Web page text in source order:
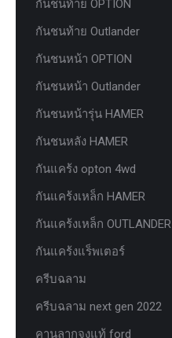
กันชนท้าย OPTION
กันชนท้าย Outlander
กันชนหน้า OPTION
กันชนหน้า Outlander
กันชนหน้ารุ่น HAMER
กันชนหลัง HAMER
กันแคร้ง opton 4wd
กันแคร้งเหล็ก HAMER
กันแคร้งเหล็ก OUTLANDER
กันแคร้งแร็พเตอร์
ครีบฉลาม
ครีบฉลาม next gen 2022
คานลากจูงแท้ ford